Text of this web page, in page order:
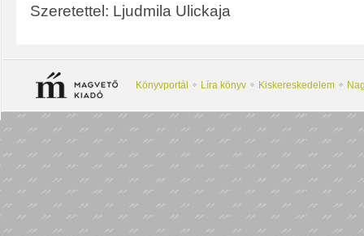
Szeretettel: Ljudmila Ulickaja
Könyvportál Líra könyv Kiskereskedelem